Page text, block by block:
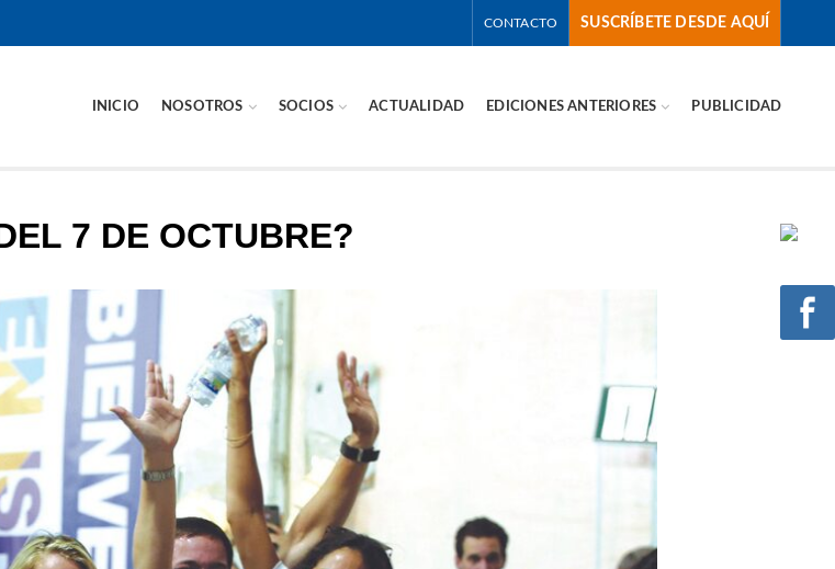
CONTACTO SUSCRÍBETE DESDE AQUÍ
INICIO NOSOTROS SOCIOS ACTUALIDAD EDICIONES ANTERIORES PUBLICIDAD
7 DE OCTUBRE?